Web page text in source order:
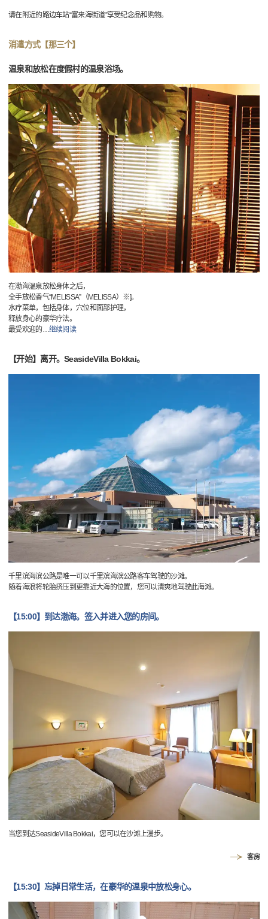
请在附近的路边车站“富来海街道”享受纪念品和购物。
消遣方式【那三个】
温泉和放松在度假村的温泉浴场。
在渤海温泉放松身体之后，
全手放松香气“MELISSA”（MELISSA）※]。
水疗菜单，包括身体，穴位和面部护理，
释放身心的豪华疗法。
最受欢迎的…继续阅读
【开始】离开。SeasideVilla Bokkai。
千里滨海滨公路是唯一可以千里滨海滨公路客车驾驶的沙滩。
随着海浪将轮胎挤压到更靠近大海的位置，您可以清爽地驾驶此海滩。
【15:00】到达渤海。签入并进入您的房间。
当您到达SeasideVilla Bokkai，您可以在沙滩上漫步。
客房
【15:30】忘掉日常生活，在豪华的温泉中放松身心。